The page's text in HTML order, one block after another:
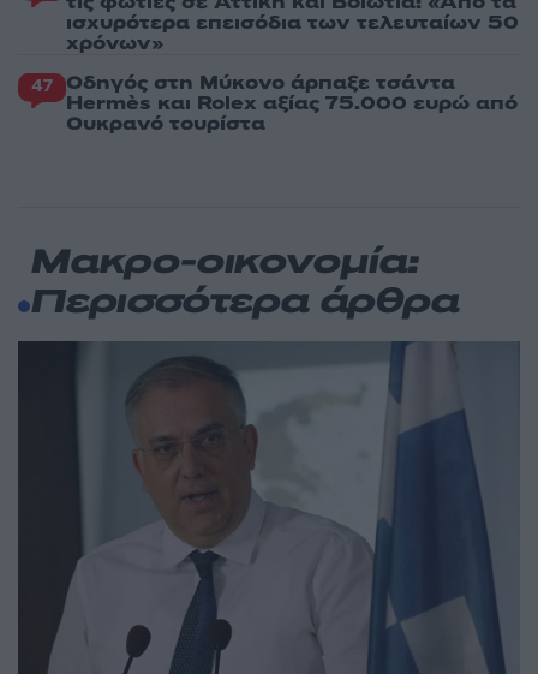
ισχυρότερα επεισόδια των τελευταίων 50
χρόνων»
47 Οδηγός στη Μύκονο άρπαξε τσάντα
Hermès και Rolex αξίας 75.000 ευρώ από
Ουκρανό τουρίστα
Μακρο-οικονομία:
Περισσότερα άρθρα